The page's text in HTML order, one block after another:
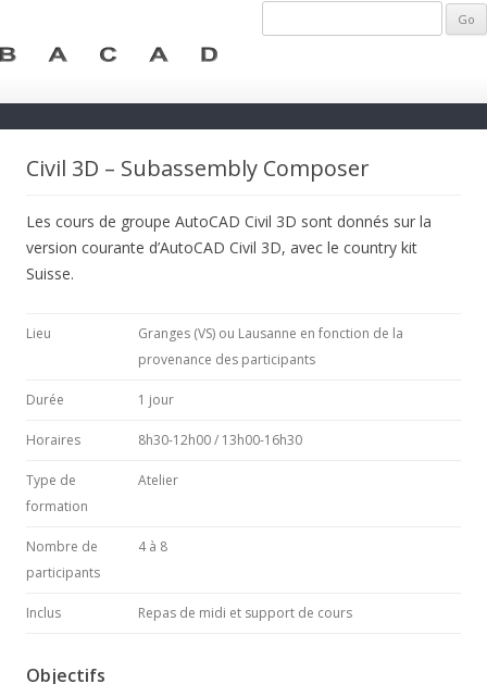
Civil 3D – Subassembly Composer
Les cours de groupe AutoCAD Civil 3D sont donnés sur la
version courante d’AutoCAD Civil 3D, avec le country kit
Suisse.
Lieu
Granges (VS) ou Lausanne en fonction de la
provenance des participants
Durée 1 jour
Horaires 8h30-12h00 / 13h00-16h30
Type de
formation
Atelier
Nombre de
participants
4 à 8
Inclus Repas de midi et support de cours
Objectifs